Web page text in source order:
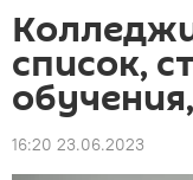
список,
16:20 23.06.2023